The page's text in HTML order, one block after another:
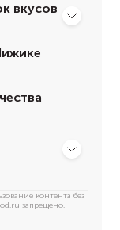
вкусов
контента без
запрещено.